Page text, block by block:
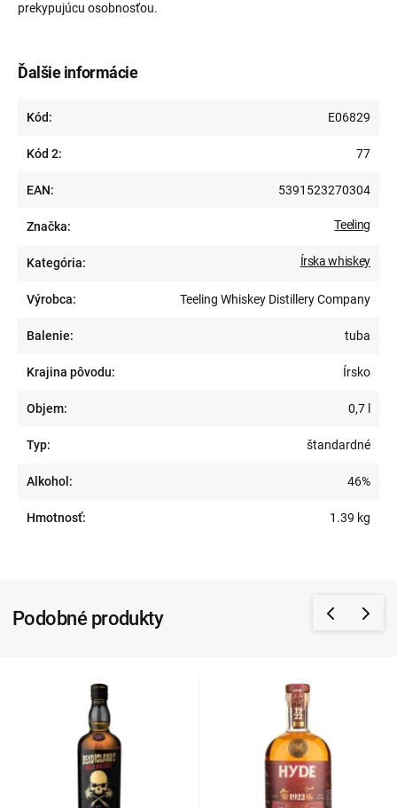
Ďalšie informácie
Kód: E06829
Kód 2: 77
EAN: 5391523270304
Značka: Teeling
Kategória: Írska whiskey
Výrobca: Teeling Whiskey Distillery Company
Balenie: tuba
Krajina pôvodu: Írsko
Objem: 0,7 l
Typ: štandardné
Alkohol: 46%
Hmotnosť: 1.39 kg
prekypujúcu osobnosťou.
Podobné produkty